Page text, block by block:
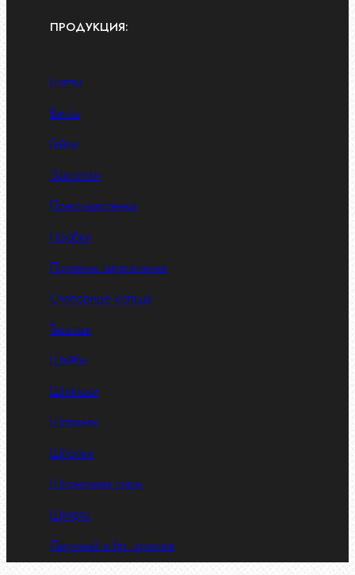
ПРОДУКЦИЯ:
Болты
Винты
Гайки
Заклепки
Пресс-масленки
Пробки
Пружины тарельчатые
Стопорные кольца
Такелаж
Шайбы
Шпильки
Шплинты
Шпонки
Шпоночная сталь
Штифты
Латунный и бр. крепеж